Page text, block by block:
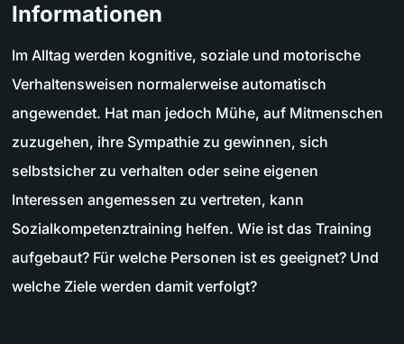
Informationen
Im Alltag werden kognitive, soziale und motorische
Verhaltensweisen normalerweise automatisch
angewendet. Hat man jedoch Mühe, auf Mitmenschen
zuzugehen, ihre Sympathie zu gewinnen, sich
selbstsicher zu verhalten oder seine eigenen
Interessen angemessen zu vertreten, kann
Sozialkompetenztraining helfen. Wie ist das Training
aufgebaut? Für welche Personen ist es geeignet? Und
welche Ziele werden damit verfolgt?